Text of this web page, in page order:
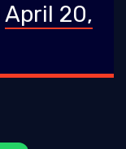
April 20,